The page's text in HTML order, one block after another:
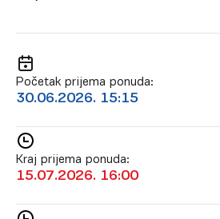
Početak prijema ponuda:
30.06.2026. 15:15
Kraj prijema ponuda:
15.07.2026. 16:00